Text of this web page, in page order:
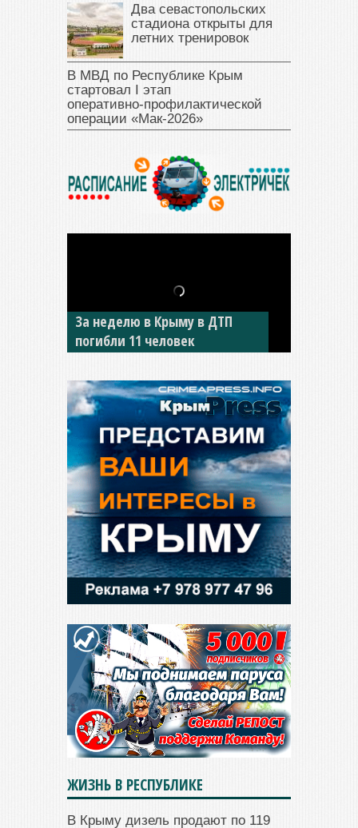
Два севастопольских
стадиона открыты для
летних тренировок
В МВД по Республике Крым
стартовал I этап
оперативно‑профилактической
операции «Мак‑2026»
За неделю в Крыму в ДТП
погибли 11 человек
В Джанкое водитель ВАЗа
сбил двух детей на «зебре»
ЖИЗНЬ В РЕСПУБЛИКЕ
В Крыму дизель продают по 119